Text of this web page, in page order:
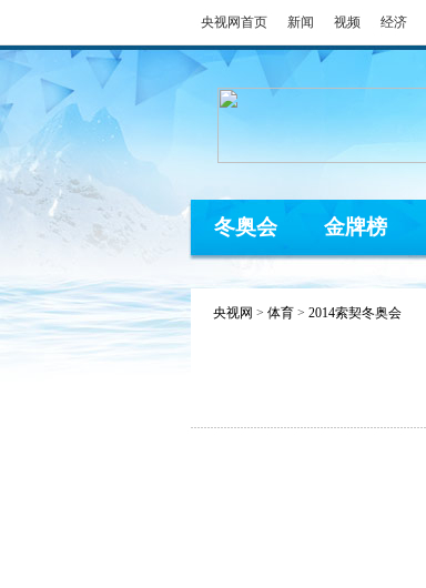
央视网首页 新闻 视频 经济
冬奥会 金牌榜
央视网 > 体育 > 2014索契冬奥会